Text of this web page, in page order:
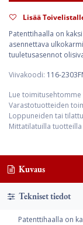
Lisää
Patenttihaalla on
asennettava
tuuletusasennot
Viivakoodi: 116-
Lue toimitusehtomme
Varastotuotteiden
Loppuneiden tai
Mittatilatuilla
Kuvaus
Tekniset tiedot
Patenttihaalla on